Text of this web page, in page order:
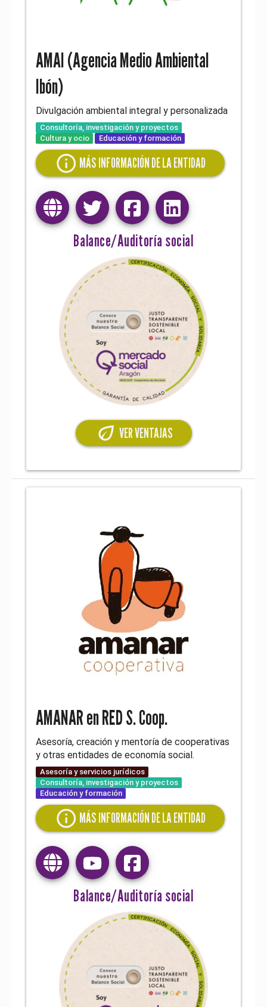
AMAI (Agencia Medio Ambiental
Ibón)
Divulgación ambiental integral y personalizada
Consultoría, investigación y proyectos
Cultura y ocio
Educación y formación
info MÁS INFORMACIÓN DE LA ENTIDAD
Balance/Auditoría social
eco VER VENTAJAS
AMANAR en RED S. Coop.
Asesoría, creación y mentoría de cooperativas
y otras entidades de economía social.
Asesoría y servicios jurídicos
Consultoría, investigación y proyectos
Educación y formación
info MÁS INFORMACIÓN DE LA ENTIDAD
Balance/Auditoría social